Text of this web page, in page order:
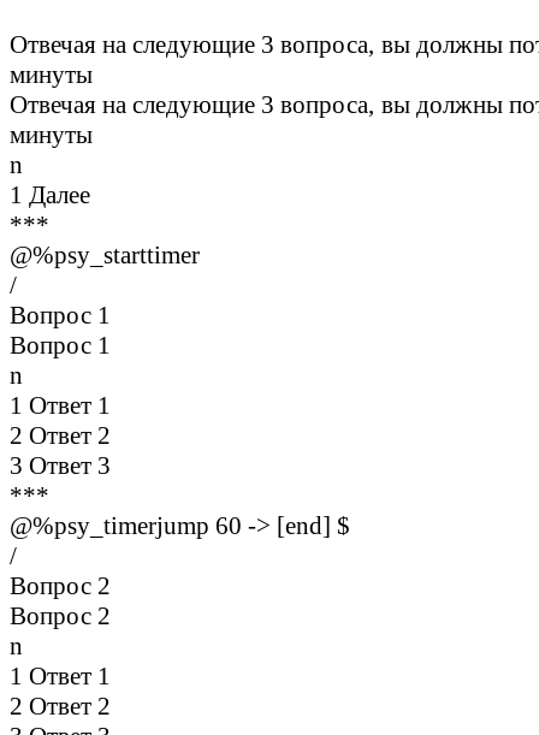
Отвечая на следующие 3 вопроса, вы должны
минуты
Отвечая на следующие 3 вопроса, вы должны
минуты
n
1 Далее
***
@%psy_starttimer
/
Вопрос 1
Вопрос 1
n
1 Ответ 1
2 Ответ 2
3 Ответ 3
***
@%psy_timerjump 60 -> [end] $
/
Вопрос 2
Вопрос 2
n
1 Ответ 1
2 Ответ 2